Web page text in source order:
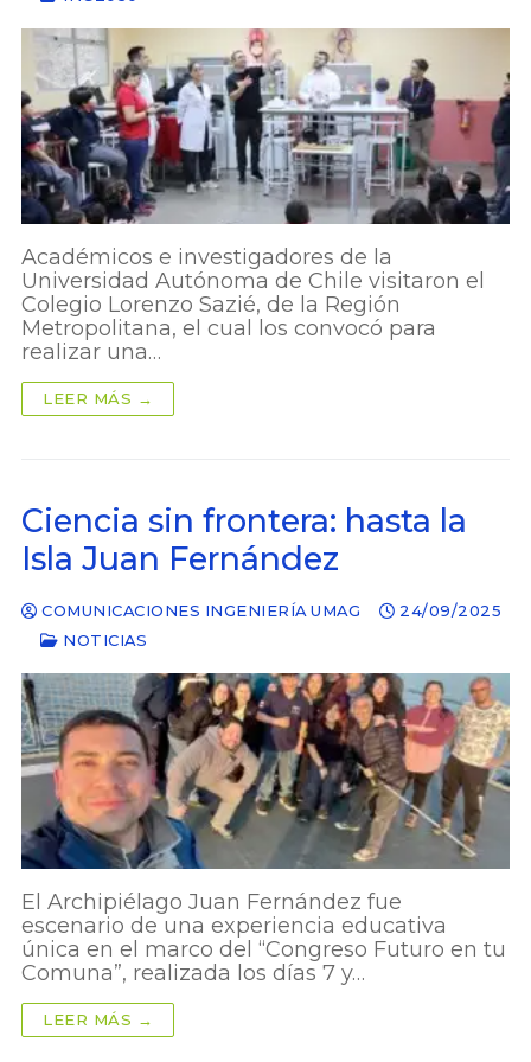
Académicos e investigadores de la
Universidad Autónoma de Chile visitaron el
Colegio Lorenzo Sazié, de la Región
Metropolitana, el cual los convocó para
realizar una…
LEER MÁS →
Ciencia sin frontera: hasta la
Isla Juan Fernández
COMUNICACIONES INGENIERÍA UMAG
24/09/2025
NOTICIAS
El Archipiélago Juan Fernández fue
escenario de una experiencia educativa
única en el marco del “Congreso Futuro en tu
Comuna”, realizada los días 7 y…
LEER MÁS →